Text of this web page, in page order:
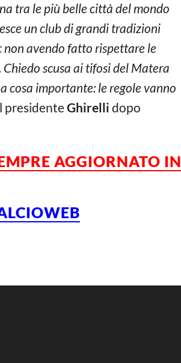
tra le più belle città del mondo
un club di grandi tradizioni
non avendo fatto rispettare le
scusa ai tifosi del Matera
cosa importante: le regole vanno
presidenteGhirelli dopo
AGGIORNATO IN